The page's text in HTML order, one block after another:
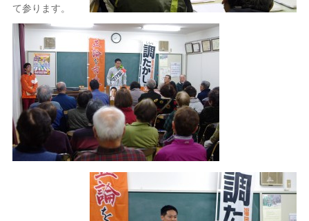
て参ります。